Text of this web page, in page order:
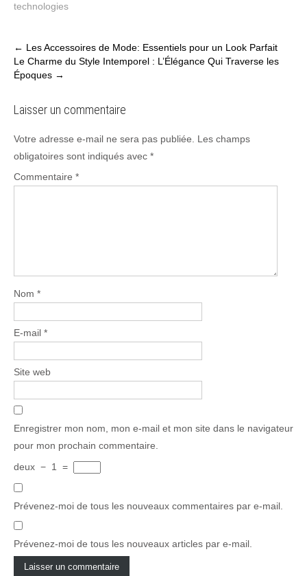
technologies
Post
navigation
← Les Accessoires de Mode: Essentiels pour un Look Parfait
Le Charme du Style Intemporel : L’Élégance Qui Traverse les
Époques →
Laisser un commentaire
Votre adresse e-mail ne sera pas publiée.
Les champs
obligatoires sont indiqués avec *
Commentaire *
Nom *
E-mail *
Site web
Enregistrer mon nom, mon e-mail et mon site dans le navigateur
pour mon prochain commentaire.
deux − 1 =
Prévenez-moi de tous les nouveaux commentaires par e-mail.
Prévenez-moi de tous les nouveaux articles par e-mail.